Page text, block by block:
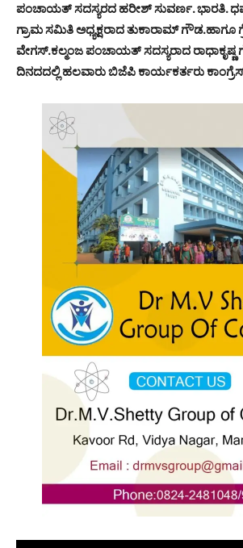
ಪಂಚಾಯತ್ ಸದಸ್ಯರದ ಹರೀಶ್ ಸುವರ್ಣ. ಭಾರತಿ.
ಗ್ರಾಮ ಸಮಿತಿ ಅಧ್ಯಕ್ಷರಾದ ತುಕಾರಾಮ್ ಗೌಡ.ಹಾಗೂ
ವೇಗಸ್.ಕಲ್ಮಂಜ ಪಂಚಾಯತ್ ಸದಸ್ಯರಾದ
ದಿನದದಲ್ಲಿ ಹಲವಾರು ಬಿಜೆಪಿ ಕಾರ್ಯಕರ್ತರು